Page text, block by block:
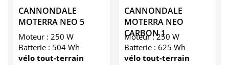
CANNONDALE
MOTERRA NEO 5
Moteur : 250 W
Batterie : 504 Wh
vélo tout-terrain
CANNONDALE
MOTERRA NEO
CARBON 1
Moteur : 250 W
Batterie : 625 Wh
vélo tout-terrain